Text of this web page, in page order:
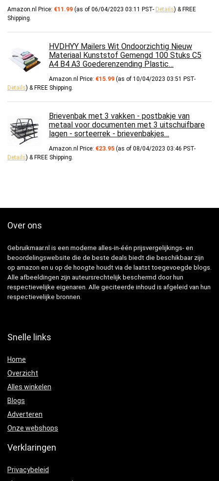
Amazon.nl Price: €11.99 (as of 06/04/2023 03:11 PST- Details) & FREE
Shipping.
HVDHYY Mailers Wit Ondoorzichtig Nieuw
Materiaal Kunststof Gemengd 100 Stuks C5
A4 B4 A3 Goederenzending Plastic…
Amazon.nl Price: €15.99 (as of 10/04/2023 03:51 PST-
Details) & FREE Shipping.
Brievenbak met 3 vakken - postbakje van
metaal voor documenten met 3 uitschuifbare
lagen - sorteerrek - brievenbakjes…
Amazon.nl Price: €23.95 (as of 08/04/2023 03:46 PST-
Details) & FREE Shipping.
Over ons
Gebruikmaar.nl is een moderne alles-in-één prijsvergelijkings- en
beoordelingswebsite die de beste deals biedt die beschikbaar zijn
op amazon en u op de hoogte houdt via de laatst toegevoegde blogs.
Alle afbeeldingen zijn auteursrechtelijk beschermd door hun
respectievelijke eigenaren. Alle geciteerde inhoud is afgeleid van hun
respectievelijke bronnen.
Snelle links
Home
Overzicht
Alles winkelen
Blogs
Adverteren
Onze webshops
Verklaringen
Privacybeleid